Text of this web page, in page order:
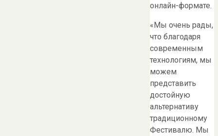
онлайн-формате.
«Мы очень рады,
что благодаря
современным
технологиям, мы
можем
представить
достойную
альтернативу
традиционному
Фестивалю. Мы